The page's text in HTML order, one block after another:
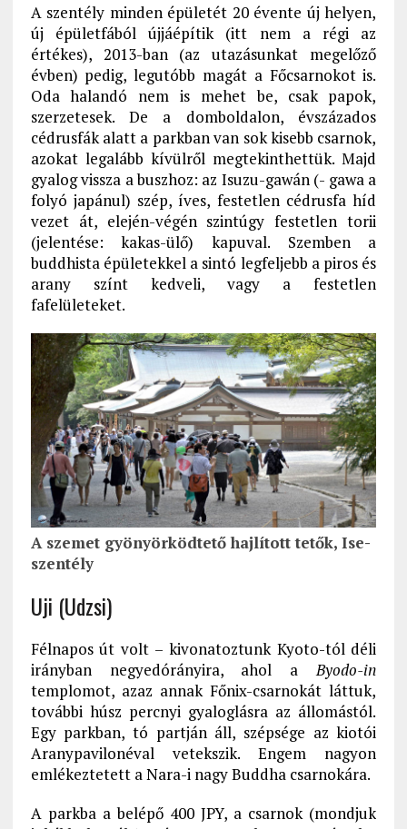
A szentély minden épületét 20 évente új helyen,
új épületfából újjáépítik (itt nem a régi az
értékes), 2013-ban (az utazásunkat megelőző
évben) pedig, legutóbb magát a Főcsarnokot is.
Oda halandó nem is mehet be, csak papok,
szerzetesek. De a domboldalon, évszázados
cédrusfák alatt a parkban van sok kisebb csarnok,
azokat legalább kívülről megtekinthettük. Majd
gyalog vissza a buszhoz: az Isuzu-gawán (- gawa a
folyó japánul) szép, íves, festetlen cédrusfa híd
vezet át, elején-végén szintúgy festetlen torii
(jelentése: kakas-ülő) kapuval. Szemben a
buddhista épületekkel a sintó legfeljebb a piros és
arany színt kedveli, vagy a festetlen
fafelületeket.
A szemet gyönyörködtető hajlított tetők, Ise-
szentély
Uji (Udzsi)
Félnapos út volt – kivonatoztunk Kyoto-tól déli
irányban negyedórányira, ahol aByodo-in
templomot, azaz annak Főnix-csarnokát láttuk,
további húsz percnyi gyaloglásra az állomástól.
Egy parkban, tó partján áll, szépsége az kiotói
Aranypavilonéval vetekszik. Engem nagyon
emlékeztetett a Nara-i nagy Buddha csarnokára.
A parkba a belépő 400 JPY, a csarnok (mondjuk